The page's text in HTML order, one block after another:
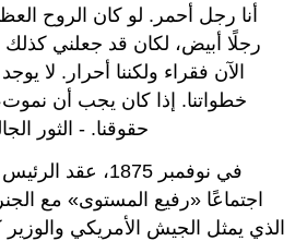
أنا رجل أحمر. لو كان الروح
رجلًا أبيض، لكان قد جعلني
الآن فقراء ولكننا أحرار. لا
خطواتنا. إذا كان يجب أن
حقوقنا. - الثور
في نوفمبر 1875،
اجتماعًا «رفيع المستوى» مع
الذي يمثل الجيش الأمريكي